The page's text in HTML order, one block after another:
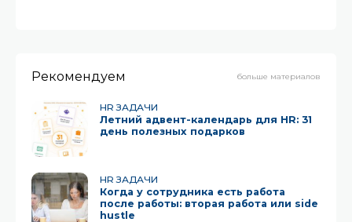
Рекомендуем больше материалов
HR ЗАДАЧИ
Летний адвент-календарь для HR: 31
день полезных подарков
HR ЗАДАЧИ
Когда у сотрудника есть работа
после работы: вторая работа или side
hustle